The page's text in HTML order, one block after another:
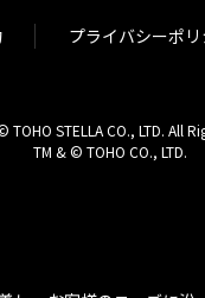
プライバシーポ
STELLA CO., LTD. All
TM & © TOHO CO., LTD.